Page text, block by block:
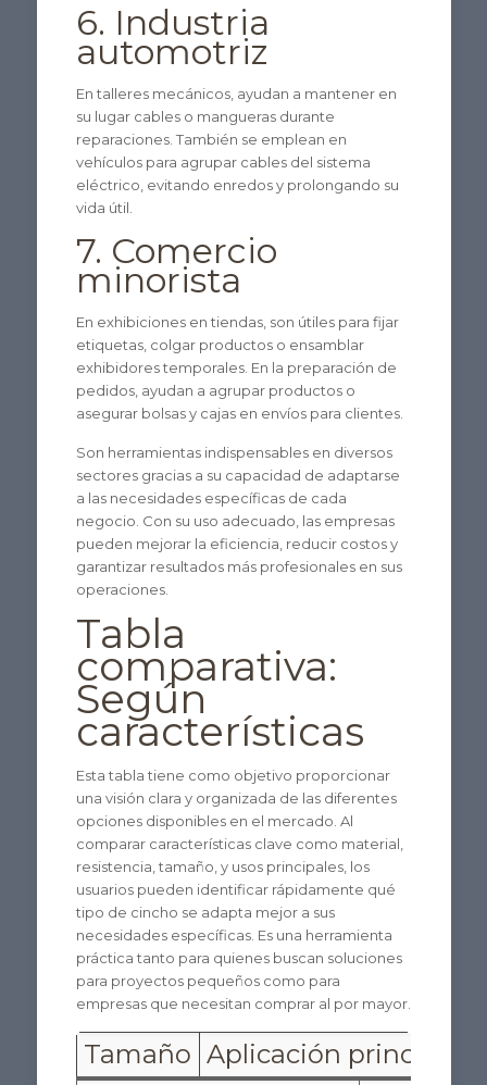
6. Industria
automotriz
En talleres mecánicos, ayudan a mantener en
su lugar cables o mangueras durante
reparaciones. También se emplean en
vehículos para agrupar cables del sistema
eléctrico, evitando enredos y prolongando su
vida útil.
7. Comercio
minorista
En exhibiciones en tiendas, son útiles para fijar
etiquetas, colgar productos o ensamblar
exhibidores temporales. En la preparación de
pedidos, ayudan a agrupar productos o
asegurar bolsas y cajas en envíos para clientes.
Son herramientas indispensables en diversos
sectores gracias a su capacidad de adaptarse
a las necesidades específicas de cada
negocio. Con su uso adecuado, las empresas
pueden mejorar la eficiencia, reducir costos y
garantizar resultados más profesionales en sus
operaciones.
Tabla
comparativa:
Según
características
Esta tabla tiene como objetivo proporcionar
una visión clara y organizada de las diferentes
opciones disponibles en el mercado. Al
comparar características clave como material,
resistencia, tamaño, y usos principales, los
usuarios pueden identificar rápidamente qué
tipo de cincho se adapta mejor a sus
necesidades específicas. Es una herramienta
práctica tanto para quienes buscan soluciones
para proyectos pequeños como para
empresas que necesitan comprar al por mayor.
Tamaño Aplicación principal